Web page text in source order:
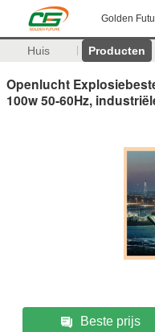
Golden
Huis Producten
Openlucht
100w 50-60Hz,
Beste prijs